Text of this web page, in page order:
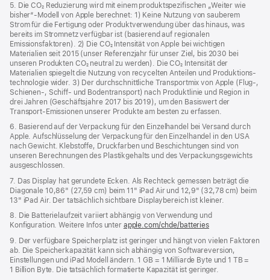
5. Die CO₂ Reduzierung wird mit einem produktspezifischen „Weiter wie
bisher“-Modell von Apple berechnet: 1) Keine Nutzung von sauberem
Strom für die Fertigung oder Produktverwendung über das hinaus, was
bereits im Stromnetz verfügbar ist (basierend auf regionalen
Emissionsfaktoren). 2) Die CO₂ Intensität von Apple bei wichtigen
Materialien seit 2015 (unser Referenzjahr für unser Ziel, bis 2030 bei
unseren Produkten CO₂ neutral zu werden). Die CO₂ Intensität der
Materialien spiegelt die Nutzung von recycelten Anteilen und Produktions­
technologie wider. 3) Der durchschnittliche Transportmix von Apple (Flug‑,
Schienen‑, Schiff‑ und Bodentransport) nach Produktlinie und Region in
drei Jahren (Geschäftsjahre 2017 bis 2019), um den Basiswert der
Transport-Emissionen unserer Produkte am besten zu erfassen.
6. Basierend auf der Verpackung für den Einzelhandel bei Versand durch
Apple. Aufschlüsselung der Verpackung für den Einzelhandel in den USA
nach Gewicht. Klebstoffe, Druckfarben und Beschichtungen sind von
unseren Berechnungen des Plastikgehalts und des Verpackungs­gewichts
ausgeschlossen.
7. Das Display hat gerundete Ecken. Als Rechteck gemessen beträgt die
Diagonale 10,86" (27,59 cm) beim 11" iPad Air und 12,9" (32,78 cm) beim
13" iPad Air. Der tatsächlich sichtbare Displaybereich ist kleiner.
8. Die Batterielaufzeit variiert abhängig von Verwendung und
Konfiguration. Weitere Infos unter apple.com/chde/batteries
9. Der verfügbare Speicherplatz ist geringer und hängt von vielen Faktoren
ab. Die Speicherkapazität kann sich abhängig von Softwareversion,
Einstellungen und iPad Modell ändern. 1 GB = 1 Milliarde Byte und 1 TB =
1 Billion Byte. Die tatsächlich formatierte Kapazität ist geringer.